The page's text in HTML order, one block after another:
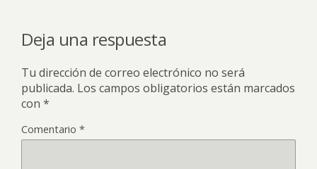
Deja una respuesta
Tu dirección de correo electrónico no será
publicada. Los campos obligatorios están marcados
con *
Comentario *